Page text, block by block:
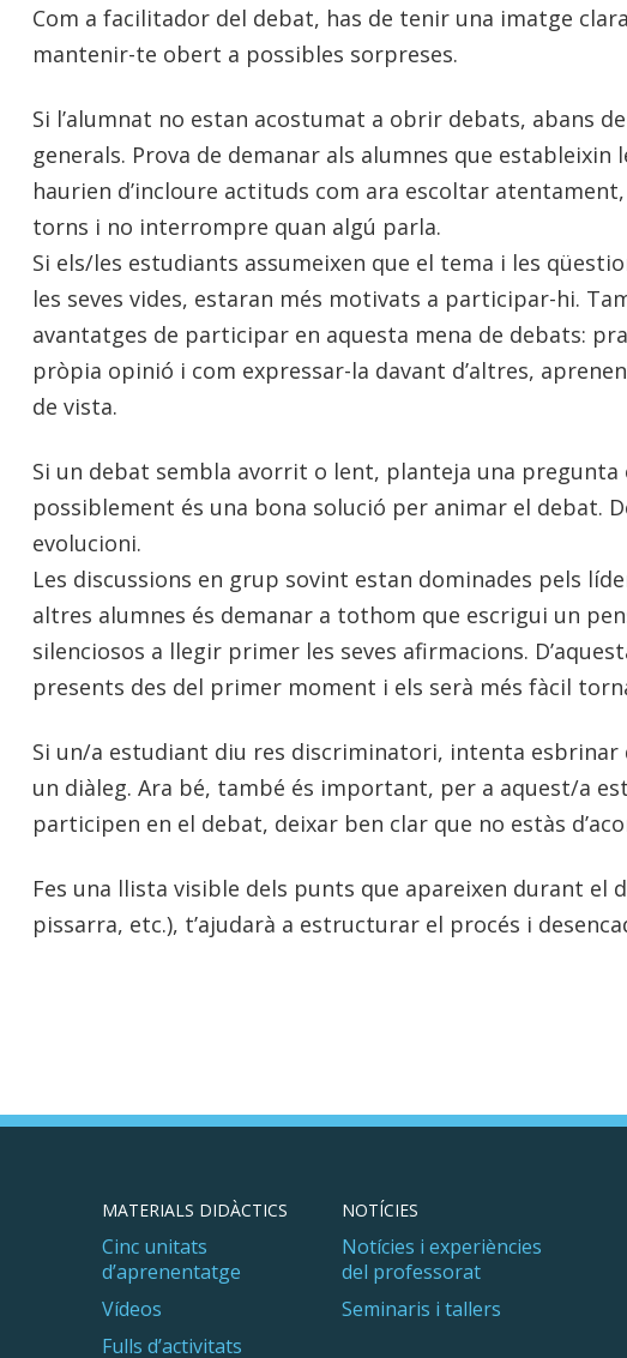
Com a facilitador del debat, has de tenir una imatge
mantenir-te obert a possibles sorpreses.
Si l’alumnat no estan acostumat a obrir debats, abans
generals. Prova de demanar als alumnes que estableixin
haurien d’incloure actituds com ara escoltar
torns i no interrompre quan algú parla.
Si els/les estudiants assumeixen que el tema i les
les seves vides, estaran més motivats a participar-hi.
avantatges de participar en aquesta mena de debats:
pròpia opinió i com expressar-la davant d’altres,
de vista.
Si un debat sembla avorrit o lent, planteja una
possiblement és una bona solució per animar el debat.
evolucioni.
Les discussions en grup sovint estan dominades pels
altres alumnes és demanar a tothom que escrigui un
silenciosos a llegir primer les seves afirmacions.
presents des del primer moment i els serà més fàcil
Si un/a estudiant diu res discriminatori, intenta esbrinar
un diàleg. Ara bé, també és important, per a aquest/a
participen en el debat, deixar ben clar que no estàs
Fes una llista visible dels punts que apareixen durant el
pissarra, etc.), t’ajudarà a estructurar el procés i
MATERIALS DIDÀCTICS
Cinc unitats
d’aprenentatge
Vídeos
Fulls d’activitats
NOTÍCIES
Notícies i experiències
del professorat
Seminaris i tallers